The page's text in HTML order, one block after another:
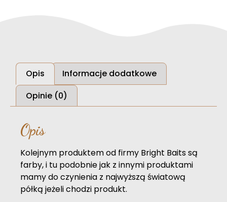
Opis
Informacje dodatkowe
Opinie (0)
Opis
Kolejnym produktem od firmy Bright Baits są
farby, i tu podobnie jak z innymi produktami
mamy do czynienia z najwyższą światową
półką jeżeli chodzi produkt.